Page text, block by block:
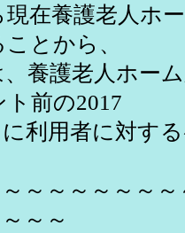
養護老人ホー
とから、
護老人ホーム
前の2017
利用者に対す
～～～～～～
～～